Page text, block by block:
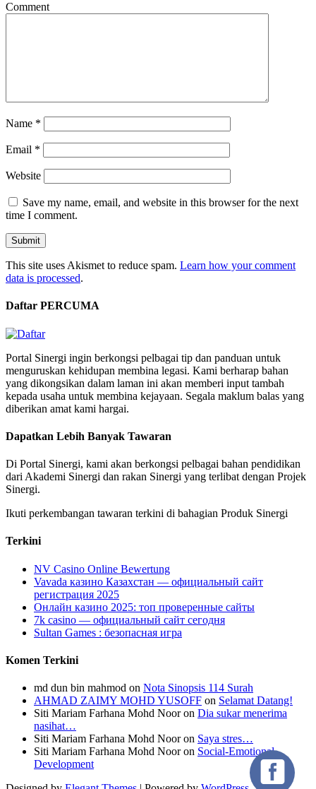
Comment
Name *
Email *
Website
Save my name, email, and website in this browser for the next
time I comment.
This site uses Akismet to reduce spam. Learn how your comment
data is processed.
Daftar PERCUMA
Portal Sinergi ingin berkongsi pelbagai tip dan panduan untuk
menguruskan kehidupan membina legasi. Kami berharap bahan
yang dikongsikan dalam laman ini akan memberi input tambah
kepada usaha untuk membina kejayaan. Segala maklum balas yang
diberikan amat kami hargai.
Dapatkan Lebih Banyak Tawaran
Di Portal Sinergi, kami akan berkongsi pelbagai bahan pendidikan
dari Akademi Sinergi dan rakan Sinergi yang terlibat dengan Projek
Sinergi.
Ikuti perkembangan tawaran terkini di bahagian Produk Sinergi
Terkini
NV Casino Online Bewertung
Vavada казино Казахстан — официальный сайт
регистрация 2025
Онлайн казино 2025: топ проверенные сайты
7k casino — официальный сайт сегодня
Sultan Games : безопасная игра
Komen Terkini
md dun bin mahmod on Nota Sinopsis 114 Surah
AHMAD ZAIMY MOHD YUSOFF on Selamat Datang!
Siti Mariam Farhana Mohd Nooron Dia sukar menerima
nasihat…
Siti Mariam Farhana Mohd Nooron Saya stres…
Siti Mariam Farhana Mohd Nooron Social-Emotional
Development